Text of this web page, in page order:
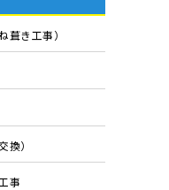
葺き工事）
換）
事